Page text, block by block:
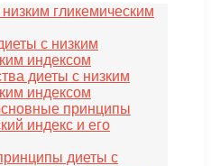
гликемическим
с низким
индексом
диеты с низким
индексом
принципы
индекс и его
диеты с